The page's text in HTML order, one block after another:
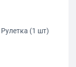
Рулетка (1 шт)